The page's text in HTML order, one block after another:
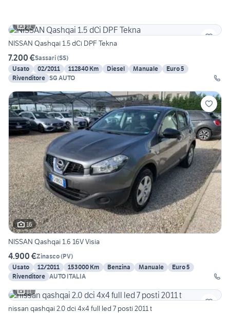
11
NISSAN Qashqai 1.5 dCi DPF Tekna
7.200 €Sassari(SS)
Usato
02/2011 112840 Km Diesel Manuale
Euro 5
Rivenditore SG AUTO
16
NISSAN Qashqai 1.6 16V Visia
4.900 €Zinasco(PV)
Usato
12/2011 153000 Km Benzina Manuale
Euro 5
Rivenditore AUTO ITALIA
11
nissan qashqai 2.0 dci 4x4 full led 7 posti 2011 t